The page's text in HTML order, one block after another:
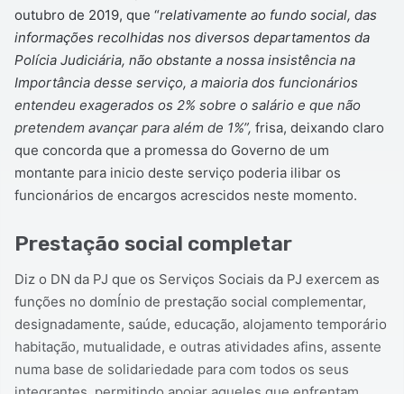
outubro de 2019, que “relativamente ao fundo social, das
informações recolhidas nos diversos departamentos da
Polícia Judiciária, não obstante a nossa insistência na
Importância desse serviço, a maioria dos funcionários
entendeu exagerados os 2% sobre o salário e que não
pretendem avançar para além de 1%”, frisa, deixando claro
que concorda que a promessa do Governo de um
montante para inicio deste serviço poderia ilibar os
funcionários de encargos acrescidos neste momento.
Prestação social completar
Diz o DN da PJ que os Serviços Sociais da PJ exercem as
funções no domÍnio de prestação social complementar,
designadamente, saúde, educação, alojamento temporário
habitação, mutualidade, e outras atividades afins, assente
numa base de solidariedade para com todos os seus